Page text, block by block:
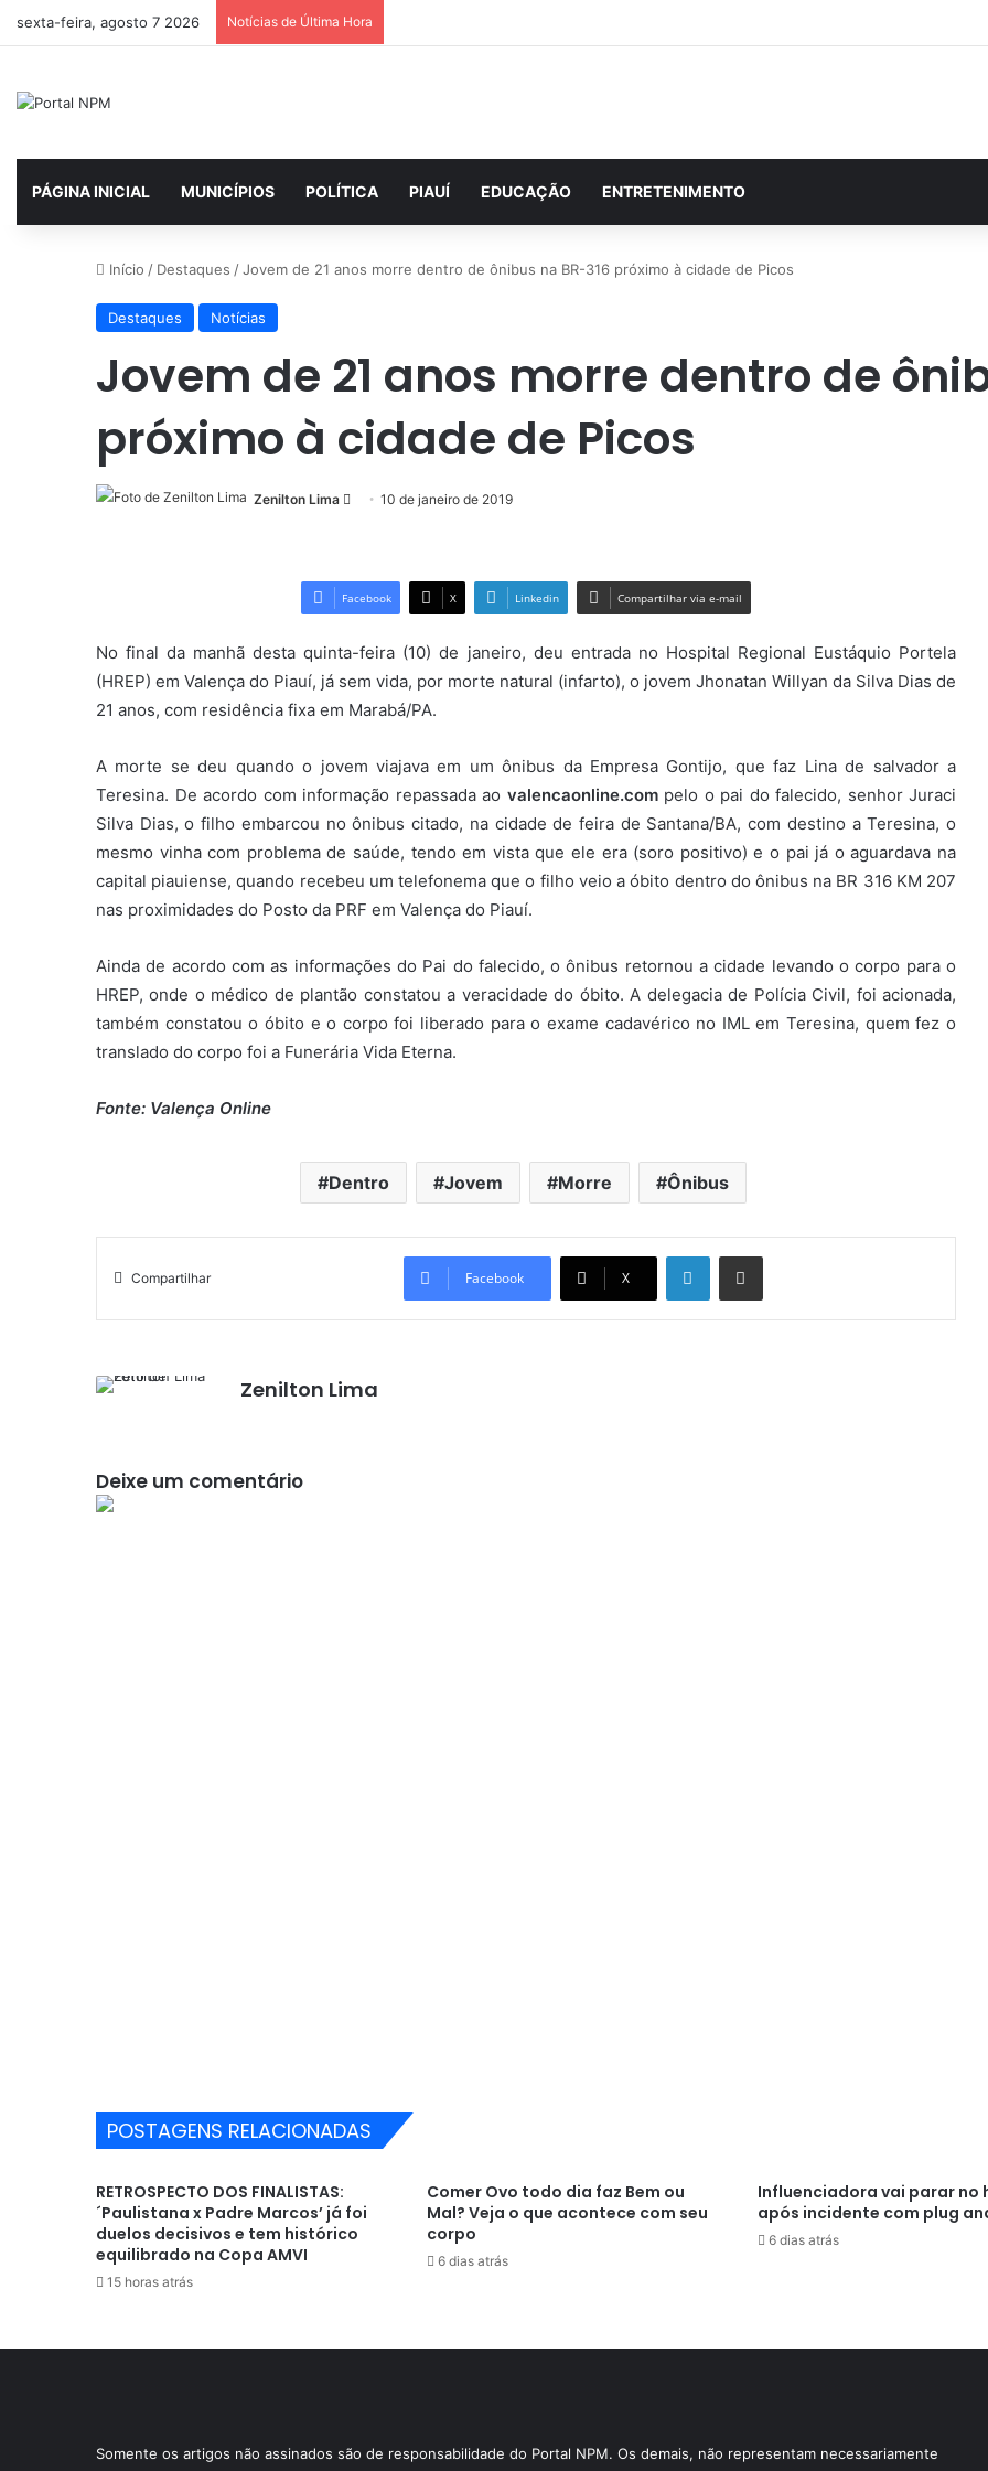
sexta-feira, agosto 7 2026 Notícias de Última Hora
PÁGINA INICIAL MUNICÍPIOS POLÍTICA PIAUÍ EDUCAÇÃO ENTRETENIMENTO
Início / Destaques /Jovem de 21 anos morre dentro de ônibus na BR-316 próximo à cidade de Picos
Destaques Notícias
Jovem de 21 anos morre dentro de
próximo à cidade de Picos
Zenilton Lima
Mande
mail
10 de janeiro de 2019
Facebook X Linkedin Compartilhar via e-mail
No final da manhã desta quinta-feira (10) de janeiro, deu entrada no Hospital Regional Eustáquio Portela
(HREP) em Valença do Piauí, já sem vida, por morte natural (infarto), o jovem Jhonatan Willyan da Silva Dias de
21 anos, com residência fixa em Marabá/PA.
A morte se deu quando o jovem viajava em um ônibus da Empresa Gontijo, que faz Lina de salvador a
Teresina. De acordo com informação repassada ao valencaonline.compelo o pai do falecido, senhor Juraci
Silva Dias, o filho embarcou no ônibus citado, na cidade de feira de Santana/BA, com destino a Teresina, o
mesmo vinha com problema de saúde, tendo em vista que ele era (soro positivo) e o pai já o aguardava na
capital piauiense, quando recebeu um telefonema que o filho veio a óbito dentro do ônibus na BR 316 KM 207
nas proximidades do Posto da PRF em Valença do Piauí.
Ainda de acordo com as informações do Pai do falecido, o ônibus retornou a cidade levando o corpo para o
HREP, onde o médico de plantão constatou a veracidade do óbito. A delegacia de Polícia Civil, foi acionada,
também constatou o óbito e o corpo foi liberado para o exame cadavérico no IML em Teresina, quem fez o
translado do corpo foi a Funerária Vida Eterna.
Fonte: Valença Online
Dentro Jovem Morre Ônibus
Compartilhar Facebook X
Linkedin Compartilhar via e-mail
Zenilton Lima
Deixe um comentário
POSTAGENS RELACIONADAS
RETROSPECTO DOS FINALISTAS:
´Paulistana x Padre Marcos’ já foi
duelos decisivos e tem histórico
equilibrado na Copa AMVI
15 horas atrás
Comer Ovo todo dia faz Bem ou
Mal? Veja o que acontece com seu
corpo
6 dias atrás
Influenciadora vai parar no
após incidente com plug
6 dias atrás
Somente os artigos não assinados são de responsabilidade do Portal NPM. Os demais, não representam necessariamente